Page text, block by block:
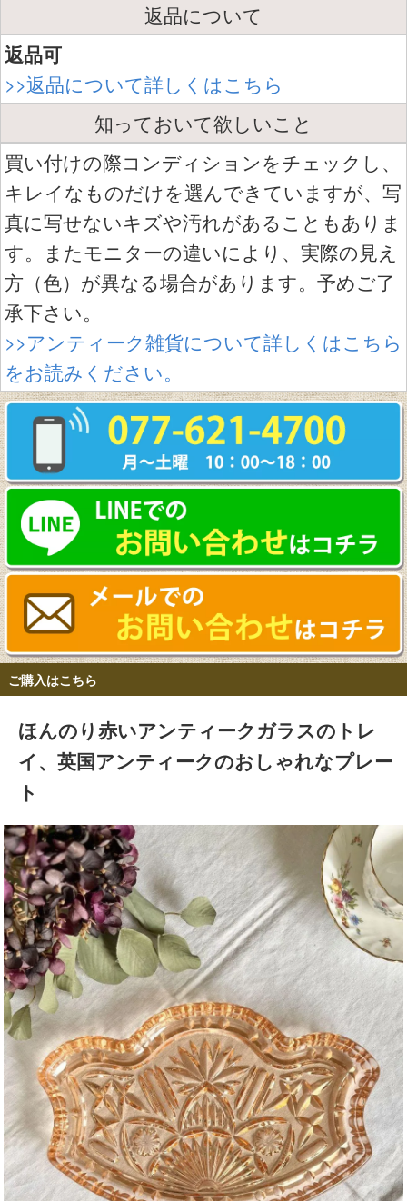
返品について
返品可
>>返品について詳しくはこちら
知っておいて欲しいこと
買い付けの際コンディションをチェックし、
キレイなものだけを選んできていますが、写
真に写せないキズや汚れがあることもありま
す。またモニターの違いにより、実際の見え
方（色）が異なる場合があります。予めご了
承下さい。
>>アンティーク雑貨について詳しくはこちら
をお読みください。
ご購入はこちら
ほんのり赤いアンティークガラスのトレ
イ、英国アンティークのおしゃれなプレー
ト